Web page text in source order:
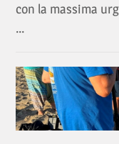
con la massima
...